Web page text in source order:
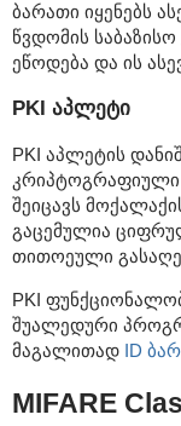
ბარათი იყენებს
წვდომის
ეწოდება და ის
PKI აპლეტი
PKI აპლეტის
კრიპტოგრაფიული
შეიცავს
გაცემულია
თითოეული
PKI
შუალედური
მაგალითად ID
MIFARE